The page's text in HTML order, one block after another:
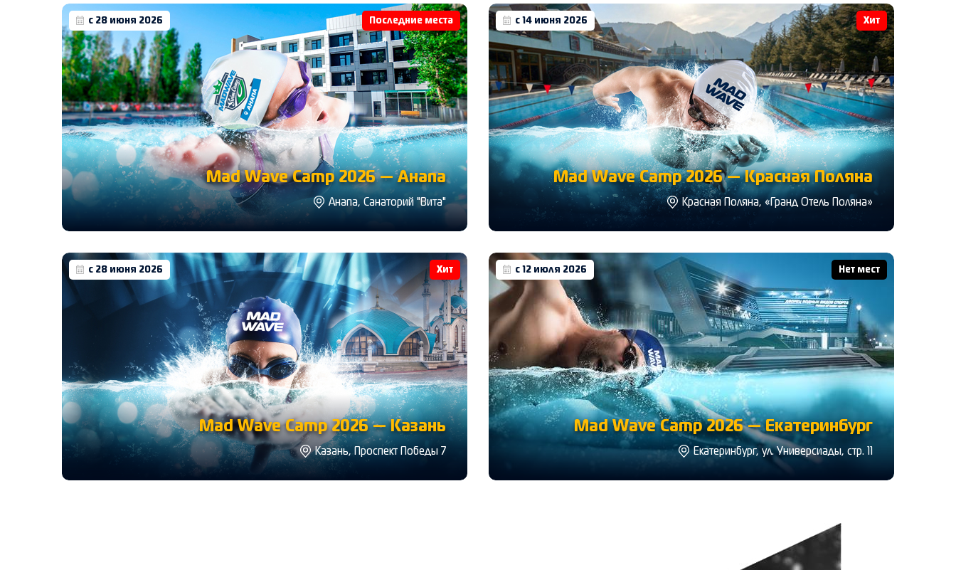
с 28 июня 2026 Последние места
Mad Wave Camp 2026 — Анапа
Анапа, Санаторий "Вита"
с 14 июня 2026 Хит
Mad Wave Camp 2026 — Красная Поляна
Красная Поляна, «Гранд Отель Поляна»
с 28 июня 2026 Хит
Mad Wave Camp 2026 — Казань
Казань, Проспект Победы 7
с 12 июля 2026 Нет мест
Mad Wave Camp 2026 — Екатеринбург
Екатеринбург, ул. Универсиады, стр. 11